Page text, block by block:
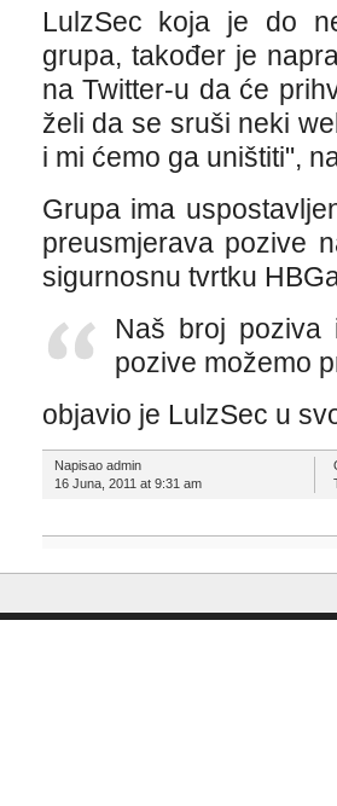
LulzSec koja je do
grupa, također je
na Twitter-u da će
želi da se sruši neki
i mi ćemo ga uništiti",
Grupa ima
preusmjerava pozive
sigurnosnu tvrtku
Naš broj
pozive možemo
objavio je LulzSec u
Napisao admin
16 Juna, 2011 at 9:31 am